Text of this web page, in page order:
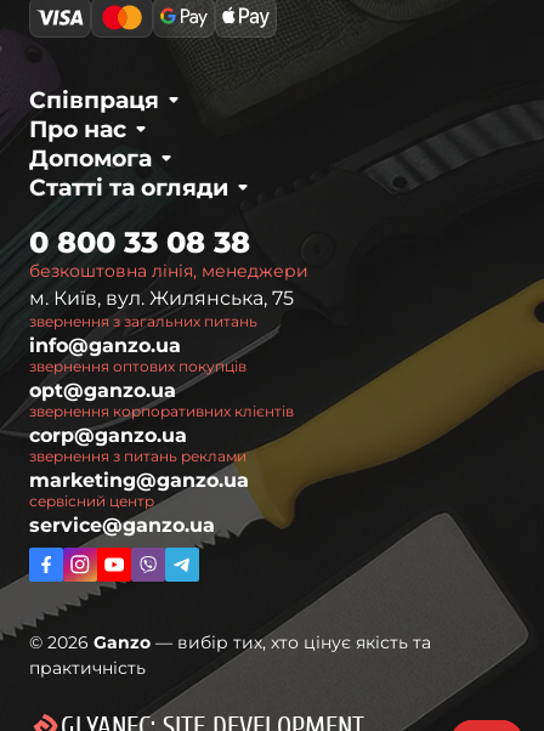
Про нас
Співпраця
Статті та огляди
Допомога
безкоштовна лінія, менеджери
0 800 33 08 38
м. Київ, вул. Жилянська, 75
звернення з загальних питань
info@ganzo.ua
звернення оптових покупців
opt@ganzo.ua
звернення корпоративних клієнтів
corp@ganzo.ua
звернення з питань реклами
marketing@ganzo.ua
сервісний центр
service@ganzo.ua
© 2026 Ganzo — вибір тих, хто цінує якість та
практичність